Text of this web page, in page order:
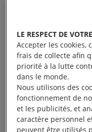
La programmation
secouent le monde
populations civiles,
Proche-Orient ou
Pour commémorer
première guerre de
associons cette
LE RESPECT DE
Accepter les cookies,
frais de collecte afin
priorité à la lutte
dans le monde.
Nous utilisons des
fonctionnement de
et les publicités, et
caractère personnel
peuvent être utilisés